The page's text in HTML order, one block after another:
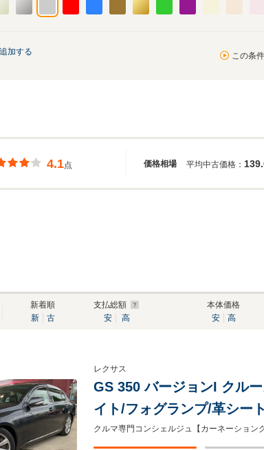
加する この条
価格相場
4.1点 平均中古価格：
新着順
新
古
支払総額
安
高
本体価格
安
高
レクサス
GS 350 バージョンI クル
イト/フォグランプ/革シー
ター/木製・革コンビステ